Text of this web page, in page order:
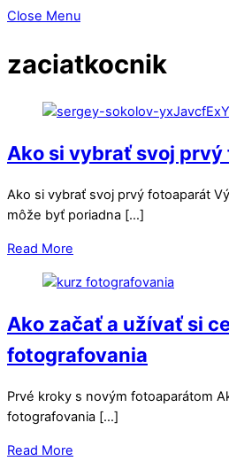
Close Menu
zaciatkocnik
Ako si vybrať svoj
Ako si vybrať svoj prvý fotoaparát
môže byť poriadna […]
Read More
Ako začať a užívať si
fotografovania
Prvé kroky s novým fotoaparátom
fotografovania […]
Read More